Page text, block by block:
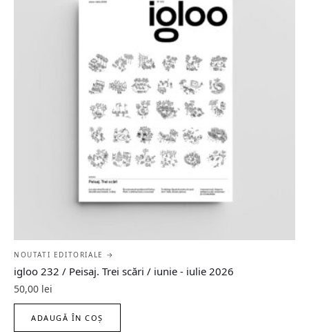
NOUTATI EDITORIALE →
igloo 232 / Peisaj. Trei scări / iunie - iulie 2026
50,00 lei
ADAUGĂ ÎN COȘ